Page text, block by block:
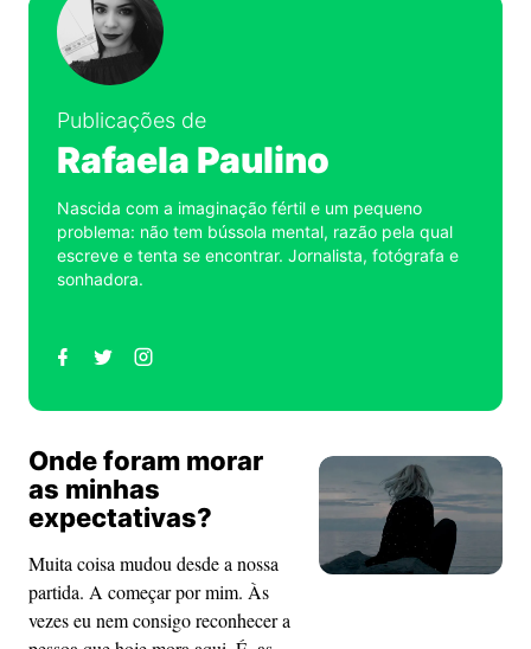
Publicações de
Rafaela Paulino
Nascida com a imaginação fértil e um pequeno
problema: não tem bússola mental, razão pela qual
escreve e tenta se encontrar. Jornalista, fotógrafa e
sonhadora.
Perfil
de
Rafaela
Paulino
Perfil
de
Rafaela
Paulino
Perfil
de
Rafaela
Paulino
Onde foram morar
as minhas
expectativas?
Muita coisa mudou desde a nossa
partida. A começar por mim. Às
vezes eu nem consigo reconhecer a